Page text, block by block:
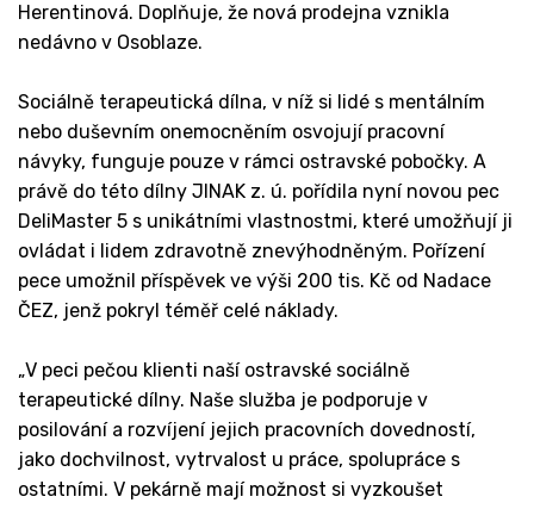
Herentinová. Doplňuje, že nová prodejna vznikla
nedávno v Osoblaze.
Sociálně terapeutická dílna, v níž si lidé s mentálním
nebo duševním onemocněním osvojují pracovní
návyky, funguje pouze v rámci ostravské pobočky. A
právě do této dílny JINAK z. ú. pořídila nyní novou pec
DeliMaster 5 s unikátními vlastnostmi, které umožňují ji
ovládat i lidem zdravotně znevýhodněným. Pořízení
pece umožnil příspěvek ve výši 200 tis. Kč od Nadace
ČEZ, jenž pokryl téměř celé náklady.
„V peci pečou klienti naší ostravské sociálně
terapeutické dílny. Naše služba je podporuje v
posilování a rozvíjení jejich pracovních dovedností,
jako dochvilnost, vytrvalost u práce, spolupráce s
ostatními. V pekárně mají možnost si vyzkoušet